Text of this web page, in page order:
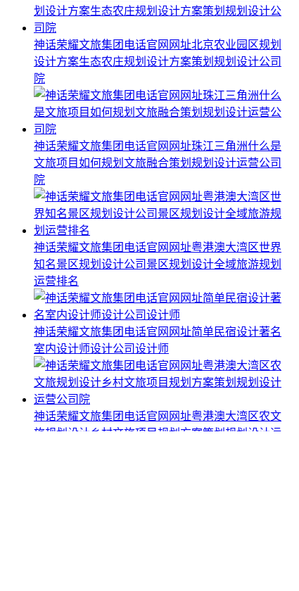
神话荣耀文旅集团电话官网网址北京农业园区规划
设计方案生态农庄规划设计方案策划规划设计公司
院
神话荣耀文旅集团电话官网网址珠江三角洲什么是
文旅项目如何规划文旅融合策划规划设计运营公司
院
神话荣耀文旅集团电话官网网址粤港澳大湾区世界
知名景区规划设计公司景区规划设计全域旅游规划
运营排名
神话荣耀文旅集团电话官网网址简单民宿设计著名
室内设计师设计公司设计师
神话荣耀文旅集团电话官网网址粤港澳大湾区农文
旅规划设计乡村文旅项目规划方案策划规划设计运